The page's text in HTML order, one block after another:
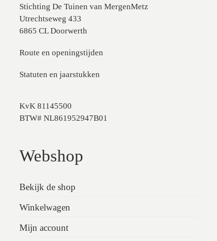
Stichting De Tuinen van MergenMetz
Utrechtseweg 433
6865 CL Doorwerth
Route en openingstijden
Statuten en jaarstukken
KvK 81145500
BTW# NL861952947B01
Webshop
Bekijk de shop
Winkelwagen
Mijn account